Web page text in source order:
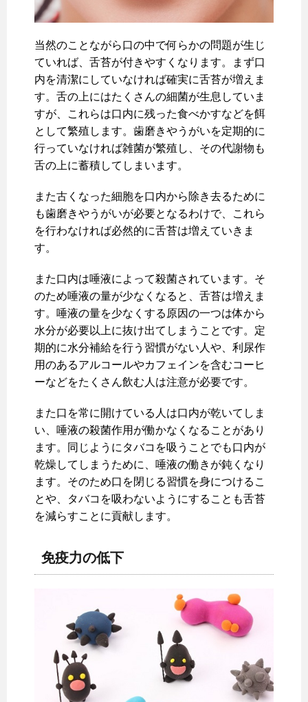
当然のことながら口の中で何らかの問題が生じ
ていれば、舌苔が付きやすくなります。まず口
内を清潔にしていなければ確実に舌苔が増えま
す。舌の上にはたくさんの細菌が生息していま
すが、これらは口内に残った食べかすなどを餌
として繁殖します。歯磨きやうがいを定期的に
行っていなければ雑菌が繁殖し、その代謝物も
舌の上に蓄積してしまいます。
また古くなった細胞を口内から除き去るために
も歯磨きやうがいが必要となるわけで、これら
を行わなければ必然的に舌苔は増えていきま
す。
また口内は唾液によって殺菌されています。そ
のため唾液の量が少なくなると、舌苔は増えま
す。唾液の量を少なくする原因の一つは体から
水分が必要以上に抜け出てしまうことです。定
期的に水分補給を行う習慣がない人や、利尿作
用のあるアルコールやカフェインを含むコーヒ
ーなどをたくさん飲む人は注意が必要です。
また口を常に開けている人は口内が乾いてしま
い、唾液の殺菌作用が働かなくなることがあり
ます。同じようにタバコを吸うことでも口内が
乾燥してしまうために、唾液の働きが鈍くなり
ます。そのため口を閉じる習慣を身につけるこ
とや、タバコを吸わないようにすることも舌苔
を減らすことに貢献します。
免疫力の低下